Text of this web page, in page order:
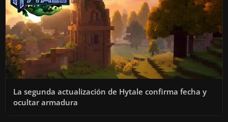
La segunda actualización de Hytale confirma fecha y
ocultar armadura